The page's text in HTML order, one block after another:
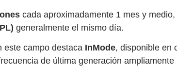
cada aproximadamente 1 mes y medio,
generalmente el mismo día.
este campo destaca InMode, disponible en
de última generación ampliamente